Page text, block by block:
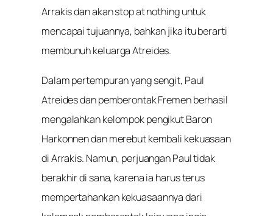
Arrakis dan akan stop at nothing untuk
mencapai tujuannya, bahkan jika itu berarti
membunuh keluarga Atreides.
Dalam pertempuran yang sengit, Paul
Atreides dan pemberontak Fremen berhasil
mengalahkan kelompok pengikut Baron
Harkonnen dan merebut kembali kekuasaan
di Arrakis. Namun, perjuangan Paul tidak
berakhir di sana, karena ia harus terus
mempertahankan kekuasaannya dari